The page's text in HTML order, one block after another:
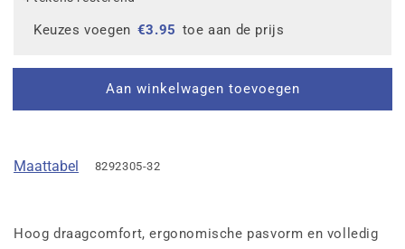
Keuzes voegen €3.95 toe aan de prijs
Aan winkelwagen toevoegen
Maattabel 8292305-32
Hoog draagcomfort, ergonomische pasvorm en volledig